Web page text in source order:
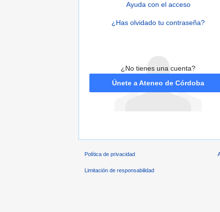
Ayuda con el acceso
¿Has olvidado tu contraseña?
¿No tienes una cuenta?
Únete a Ateneo de Córdoba
Política de privacidad
Limitación de responsabilidad